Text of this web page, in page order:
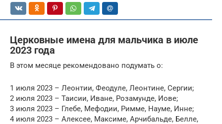
Церковные имена для мальчика в июле
2023 года
В этом месяце рекомендовано подумать о:
1 июля 2023 – Леонтии, Феодуле, Леонтине, Сергии;
2 июля 2023 – Таисии, Иване, Розамунде, Иове;
3 июля 2023 – Глебе, Мефодии, Римме, Науме, Инне;
4 июля 2023 – Алексее, Максиме, Арчибальде, Белле,